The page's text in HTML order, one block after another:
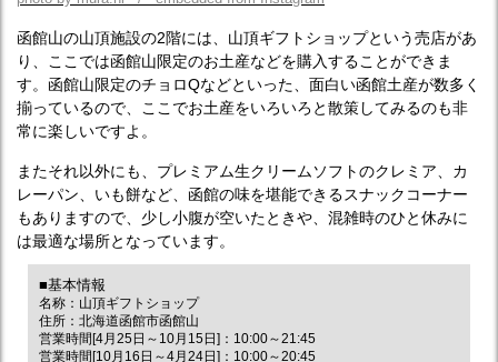
函館山の山頂施設の2階には、山頂ギフトショップという売店があ
り、ここでは函館山限定のお土産などを購入することができま
す。函館山限定のチョロQなどといった、面白い函館土産が数多く
揃っているので、ここでお土産をいろいろと散策してみるのも非
常に楽しいですよ。
またそれ以外にも、プレミアム生クリームソフトのクレミア、カ
レーパン、いも餅など、函館の味を堪能できるスナックコーナー
もありますので、少し小腹が空いたときや、混雑時のひと休みに
は最適な場所となっています。
■基本情報
名称：山頂ギフトショップ
住所：北海道函館市函館山
営業時間[4月25日～10月15日]：10:00～21:45
営業時間[10月16日～4月24日]：10:00～20:45